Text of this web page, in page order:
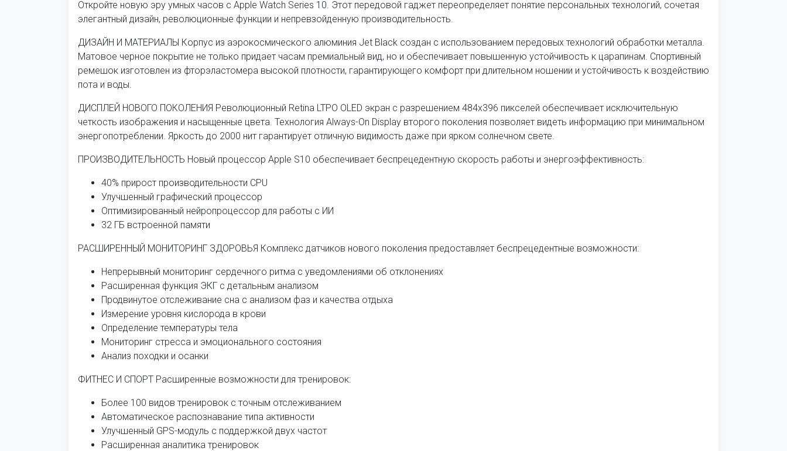
Откройте новую эру умных часов с Apple Watch Series 10. Этот передовой гаджет переопределяет понятие персональных технологий, сочетая
элегантный дизайн, революционные функции и непревзойденную производительность.
ДИЗАЙН И МАТЕРИАЛЫ Корпус из аэрокосмического алюминия Jet Black создан с использованием передовых технологий обработки металла.
Матовое черное покрытие не только придает часам премиальный вид, но и обеспечивает повышенную устойчивость к царапинам. Спортивный
ремешок изготовлен из фторэластомера высокой плотности, гарантирующего комфорт при длительном ношении и устойчивость к воздействию
пота и воды.
ДИСПЛЕЙ НОВОГО ПОКОЛЕНИЯ Революционный Retina LTPO OLED экран с разрешением 484x396 пикселей обеспечивает исключительную
четкость изображения и насыщенные цвета. Технология Always-On Display второго поколения позволяет видеть информацию при минимальном
энергопотреблении. Яркость до 2000 нит гарантирует отличную видимость даже при ярком солнечном свете.
ПРОИЗВОДИТЕЛЬНОСТЬ Новый процессор Apple S10 обеспечивает беспрецедентную скорость работы и энергоэффективность:
40% прирост производительности CPU
Улучшенный графический процессор
Оптимизированный нейропроцессор для работы с ИИ
32 ГБ встроенной памяти
РАСШИРЕННЫЙ МОНИТОРИНГ ЗДОРОВЬЯ Комплекс датчиков нового поколения предоставляет беспрецедентные возможности:
Непрерывный мониторинг сердечного ритма с уведомлениями об отклонениях
Расширенная функция ЭКГ с детальным анализом
Продвинутое отслеживание сна с анализом фаз и качества отдыха
Измерение уровня кислорода в крови
Определение температуры тела
Мониторинг стресса и эмоционального состояния
Анализ походки и осанки
ФИТНЕС И СПОРТ Расширенные возможности для тренировок:
Более 100 видов тренировок с точным отслеживанием
Автоматическое распознавание типа активности
Улучшенный GPS-модуль с поддержкой двух частот
Расширенная аналитика тренировок